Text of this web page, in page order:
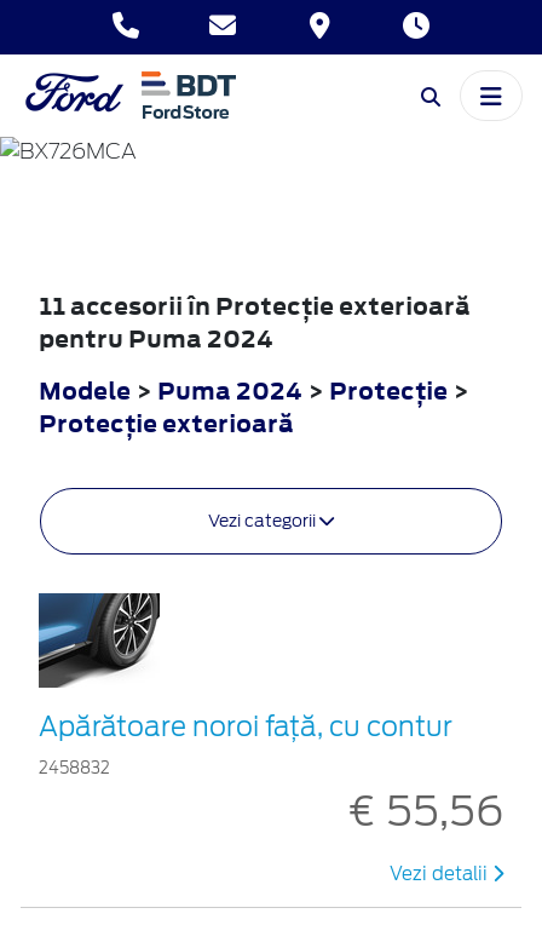
PUMA
11 accesorii în Protecţie exterioară
pentru Puma 2024
Modele > Puma 2024 > Protecţie >
Protecţie exterioară
Vezi categorii
Apărătoare noroi față, cu contur
2458832
€ 55,56
Vezi detalii